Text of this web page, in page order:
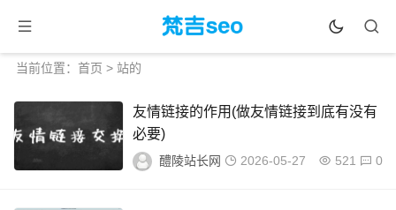
当前位置： 首页 > 站的
友情链接的作用(做友情链接到底有没有
必要)
醴陵站长网 2026-05-27 521 0